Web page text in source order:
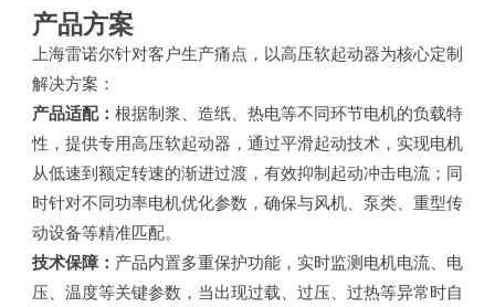
产品方案
上海雷诺尔针对客户生产痛点，以高压软起动器为核心定制
解决方案：
产品适配： 根据制浆、造纸、热电等不同环节电机的负载特
性，提供专用高压软起动器，通过平滑起动技术，实现电机
从低速到额定转速的渐进过渡，有效抑制起动冲击电流；同
时针对不同功率电机优化参数，确保与风机、泵类、重型传
动设备等精准匹配。
技术保障： 产品内置多重保护功能，实时监测电机电流、电
压、温度等关键参数，当出现过载、过压、过热等异常时自